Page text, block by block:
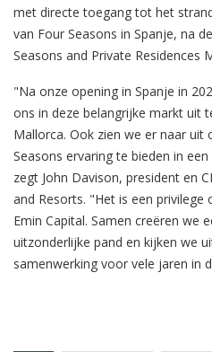
met directe toegang tot het
van Four Seasons in Spanje, na
Seasons and Private Residences
"Na onze opening in Spanje in
ons in deze belangrijke markt uit
Mallorca. Ook zien we er naar uit
Seasons ervaring te bieden in
zegt John Davison, president en
and Resorts. "Het is een
Emin Capital. Samen creëren we
uitzonderlijke pand en kijken we
samenwerking voor vele jaren in